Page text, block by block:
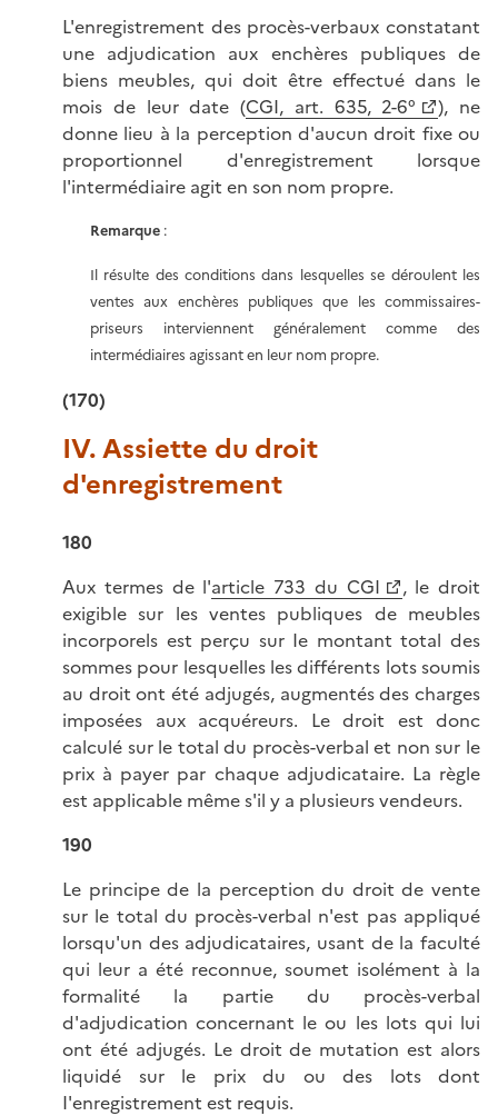
L'enregistrement des procès-verbaux constatant
une adjudication aux enchères publiques de
biens meubles, qui doit être effectué dans le
mois de leur date (CGI, art. 635, 2-6°
), ne
donne lieu à la perception d'aucun droit fixe ou
proportionnel d'enregistrement lorsque
l'intermédiaire agit en son nom propre.
Remarque :
Il résulte des conditions dans lesquelles se déroulent les
ventes aux enchères publiques que les commissaires-
priseurs interviennent généralement comme des
intermédiaires agissant en leur nom propre.
(170)
IV. Assiette du droit
d'enregistrement
180
Aux termes de l'article 733 du CGI
, le droit
exigible sur les ventes publiques de meubles
incorporels est perçu sur Ie montant total des
sommes pour lesquelles les différents lots soumis
au droit ont été adjugés, augmentés des charges
imposées aux acquéreurs. Le droit est donc
calculé sur le total du procès-verbal et non sur le
prix à payer par chaque adjudicataire. La règle
est applicable même s'il y a plusieurs vendeurs.
190
Le principe de la perception du droit de vente
sur le total du procès-verbal n'est pas appliqué
lorsqu'un des adjudicataires, usant de la faculté
qui leur a été reconnue, soumet isolément à la
formalité la partie du procès-verbal
d'adjudication concernant le ou les lots qui lui
ont été adjugés. Le droit de mutation est alors
liquidé sur le prix du ou des lots dont
I'enregistrement est requis.